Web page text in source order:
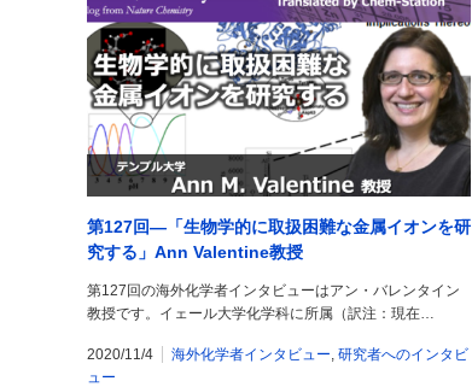
第127回―「生物学的に取扱困難な金属イオンを研
究する」Ann Valentine教授
第127回の海外化学者インタビューはアン・バレンタイン
教授です。イェール大学化学科に所属（訳注：現在…
2020/11/4 海外化学者インタビュー, 研究者へのインタビ
ュー